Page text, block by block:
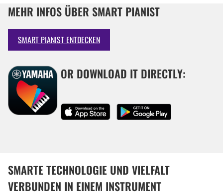
MEHR INFOS ÜBER SMART PIANIST
SMART PIANIST ENTDECKEN
OR DOWNLOAD IT DIRECTLY:
SMARTE TECHNOLOGIE UND VIELFALT
VERBUNDEN IN EINEM INSTRUMENT